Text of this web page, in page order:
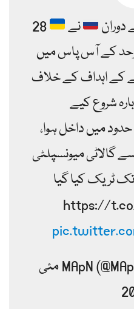
نے
کے آس پاس میں
کے اہداف کے خلاف
شروع کیے
میں داخل ہوا،
گالاٹی میونسپلٹی
ٹریک کیا گیا
https://
— MApN (@MApNRomania) 29 مئی